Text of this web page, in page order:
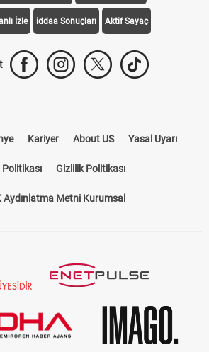
İzle iddaa Sonuçları Aktif Sayaç
Kariyer About US Yasal Uyarı
Politikası Gizlilik Politikası
Aydınlatma Metni Kurumsal